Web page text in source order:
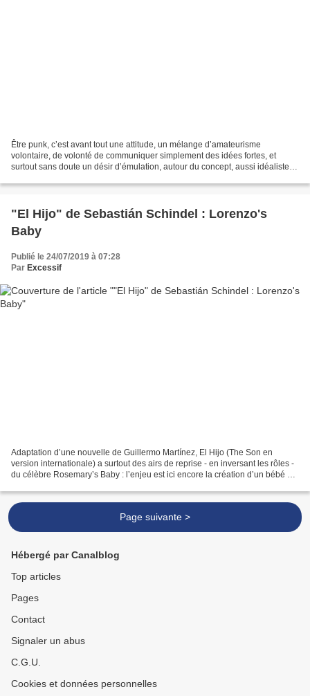
Être punk, c’est avant tout une attitude, un mélange d’amateurisme
volontaire, de volonté de communiquer simplement des idées fortes, et
surtout sans doute un désir d’émulation, autour du concept, aussi idéaliste
"El Hijo" de Sebastián Schindel : Lorenzo's
Baby
Publié le 24/07/2019 à 07:28
Par Excessif
Adaptation d’une nouvelle de Guillermo Martínez, El Hijo (The Son en
version internationale) a surtout des airs de reprise - en inversant les rôles -
du célèbre Rosemary’s Baby : l’enjeu est ici encore la création d’un bébé «
Page suivante >
Hébergé par Canalblog
Top articles
Pages
Contact
Signaler un abus
C.G.U.
Cookies et données personnelles